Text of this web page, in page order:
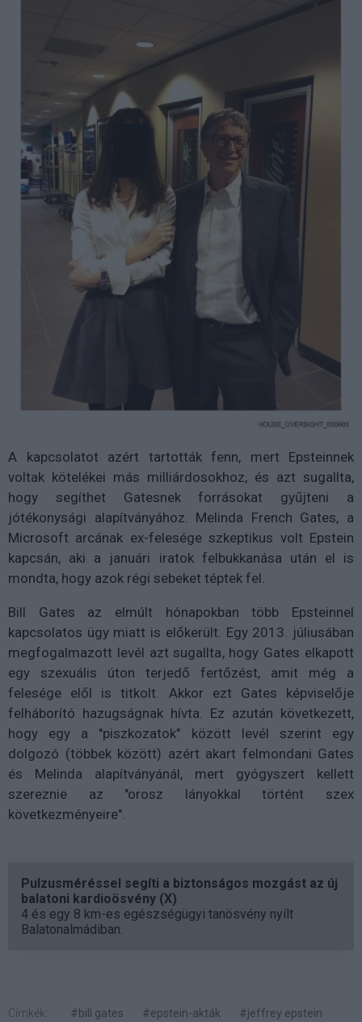
A kapcsolatot azért tartották fenn, mert Epsteinnek
voltak kötelékei más milliárdosokhoz, és azt sugallta,
hogy segíthet Gatesnek forrásokat gyűjteni a
jótékonysági alapítványához. Melinda French Gates, a
Microsoft arcának ex-felesége szkeptikus volt Epstein
kapcsán, aki a januári iratok felbukkanása után el is
mondta, hogy azok régi sebeket téptek fel.
Bill Gates az elmúlt hónapokban több Epsteinnel
kapcsolatos ügy miatt is előkerült. Egy 2013. júliusában
megfogalmazott levél azt sugallta, hogy Gates elkapott
egy szexuális úton terjedő fertőzést, amit még a
felesége elől is titkolt. Akkor ezt Gates képviselője
felháborító hazugságnak hívta. Ez azután következett,
hogy egy a "piszkozatok" között levél szerint egy
dolgozó (többek között) azért akart felmondani Gates
és Melinda alapítványánál, mert gyógyszert kellett
szereznie az "orosz lányokkal történt szex
következményeire".
Pulzusméréssel segíti a biztonságos mozgást az új
balatoni kardioösvény (X)
4 és egy 8 km-es egészségügyi tanösvény nyílt
Balatonalmádiban.
Címkék: #bill gates #epstein-akták #jeffrey epstein